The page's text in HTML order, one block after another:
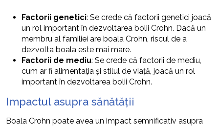
Factorii genetici: Se crede că factorii genetici joacă
un rol important în dezvoltarea bolii Crohn. Dacă un
membru al familiei are boala Crohn, riscul de a
dezvolta boala este mai mare.
Factorii de mediu: Se crede că factorii de mediu,
cum ar fi alimentația și stilul de viață, joacă un rol
important în dezvoltarea bolii Crohn.
Impactul asupra sănătății
Boala Crohn poate avea un impact semnificativ asupra